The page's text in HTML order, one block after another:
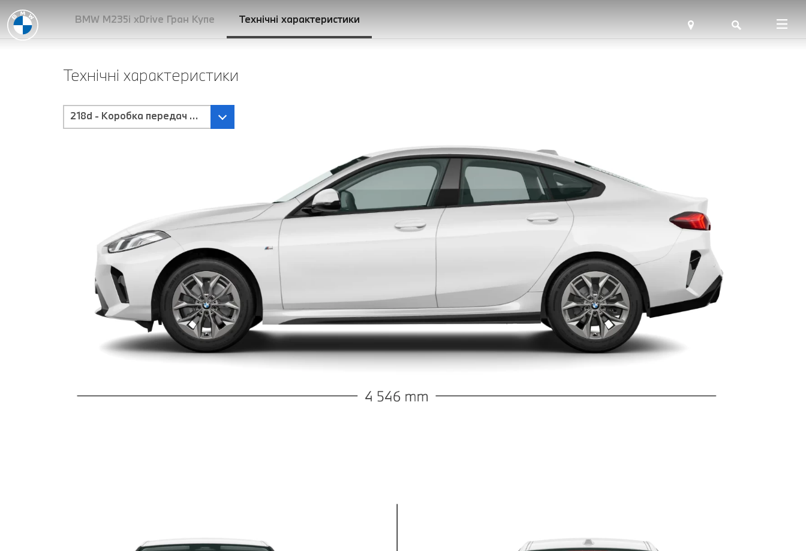
BMW M235i xDrive Гран Купе Технічні характеристики
Технічні характеристики
218d - Коробка передач Steptronic з пелюстками перемикання передач